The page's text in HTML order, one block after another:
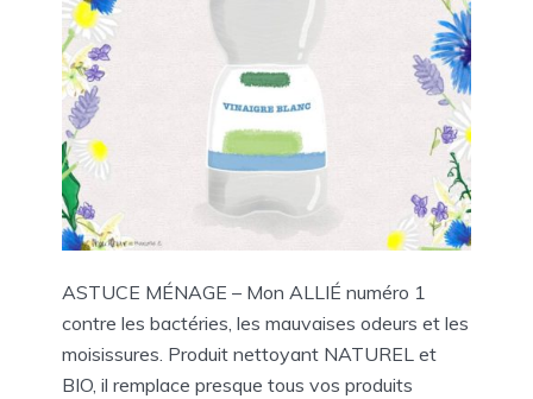
ASTUCE MÉNAGE – Mon ALLIÉ numéro 1
contre les bactéries, les mauvaises odeurs et les
moisissures. Produit nettoyant NATUREL et
BIO, il remplace presque tous vos produits